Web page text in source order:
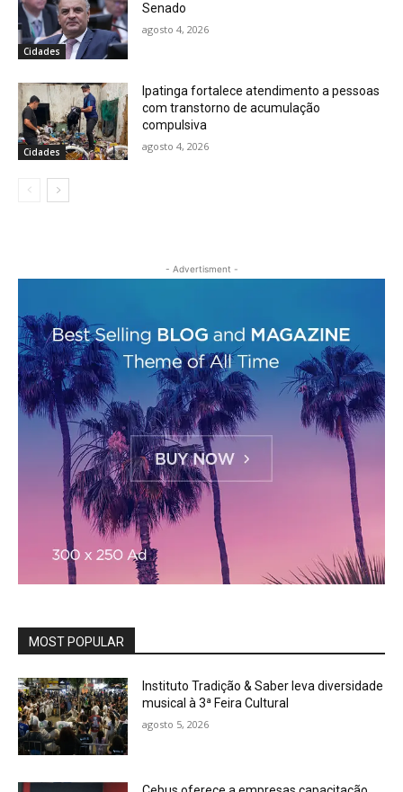
Cidades
Senado
agosto 4, 2026
Cidades
Ipatinga fortalece atendimento a pessoas
com transtorno de acumulação
compulsiva
agosto 4, 2026
- Advertisment -
MOST POPULAR
Instituto Tradição & Saber leva diversidade
musical à 3ª Feira Cultural
agosto 5, 2026